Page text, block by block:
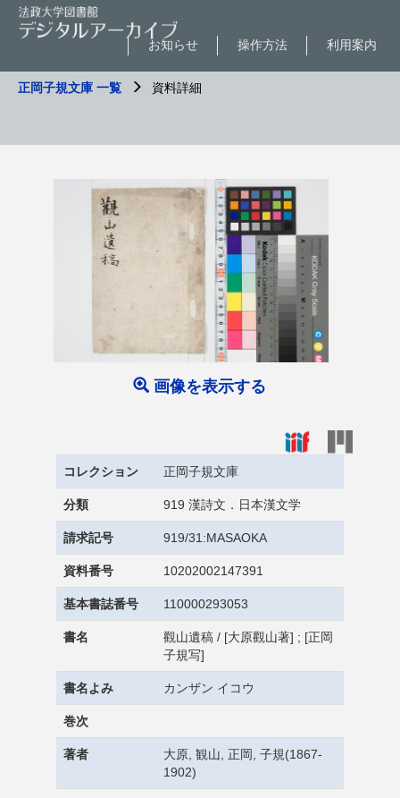
利用案内
操作方法
お知らせ
正岡子規文庫 一覧 資料詳細
画像を表示する
コレクション 正岡子規文庫
分類 919 漢詩文．日本漢文学
請求記号 919/31:MASAOKA
資料番号 10202002147391
基本書誌番号 110000293053
書名
觀山遺稿 / [大原觀山著] ; [正岡
子規写]
書名よみ カンザン イコウ
巻次
著者
大原, 観山, 正岡, 子規(1867-
1902)